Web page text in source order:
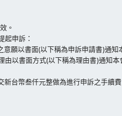
。
起申訴：
願以書面(以下稱為申訴申請書)通知
書面方式(以下稱為理由書)通知本
台幣叁仟元整做為進行申訴之手續費